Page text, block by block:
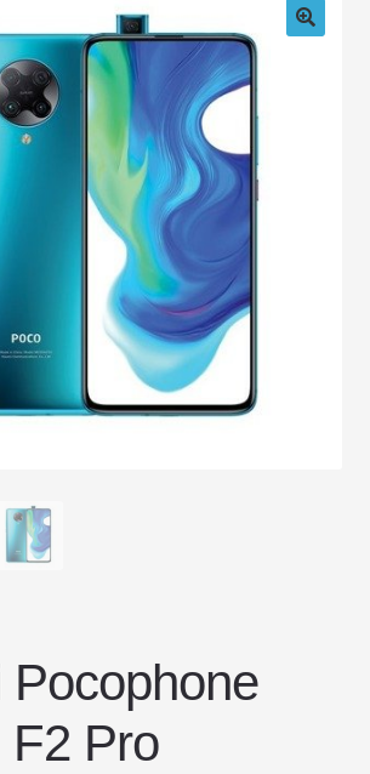
O NAS
PŁATNOŚCI
DOSTAWA I ZWROTY
POLITYKA PRYWATNOŚCI
REGULAMIN SKLEPU
Pocophone
Pro